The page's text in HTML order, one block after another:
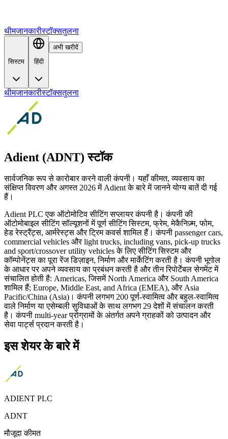
थीमजानकारीस्टॉक्सतुलना
सिस्टम हिंदी
अभी खरीदें
थीमजानकारीस्टॉक्सतुलना
Adient (ADNT) स्टॉक
सार्वजनिक रूप से कारोबार करने वाली कंपनी। यहाँ कीमत, व्यवसाय का
संक्षिप्त विवरण और अगस्त 2026 में Adient के बारे में जानने योग्य बातें दी गई
हैं।
Adient PLC एक ऑटोमोटिव सीटिंग सप्लायर कंपनी है। कंपनी की
ऑटोमोबाइल सीटिंग सॉल्यूशनों में पूर्ण सीटिंग सिस्टम, फ्रेम, मेकैनिज़्म, फोम,
हेड रेस्ट्रैंट्स, आर्मरेस्ट्स और ट्रिम कवर्स शामिल हैं। कंपनी passenger cars,
commercial vehicles और light trucks, including vans, pick-up trucks
and sport/crossover utility vehicles के लिए सीटिंग सिस्टम और
कॉम्पोनेंट्स का पूरा रेंज डिज़ाइन, निर्माण और मार्केटिंग करती है। कंपनी भूगोल
के आधार पर अपने व्यवसाय का प्रबंधन करती है और तीन रिपोर्टेबल सेगमेंट में
संचालित होती है: Americas, जिसमें North America और South America
शामिल हैं; Europe, Middle East, and Africa (EMEA), और Asia
Pacific/China (Asia)। कंपनी लगभग 200 पूर्ण-स्वामित्व और बहुल-स्वामित्व
वाले निर्माण या एसेम्बली सुविधाओं के साथ लगभग 29 देशों में संचालन करती
है। कंपनी multi-year प्रोग्रामों के अंतर्गत अपने ग्राहकों को उत्पादन और
सेवा पार्ट्स प्रदान करती है।
इस शेयर के बारे में
ADIENT PLC
ADNT
मौजूदा कीमत